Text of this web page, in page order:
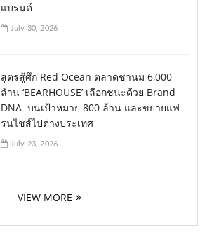
แบรนด์
July 30, 2026
สูตรสู้ศึก Red Ocean ตลาดชานม 6,000
ล้าน ‘BEARHOUSE’ เลือกชนะด้วย Brand
DNA บนเป้าหมาย 800 ล้าน และขยายแฟ
รนไชส์ไปต่างประเทศ
July 23, 2026
VIEW MORE